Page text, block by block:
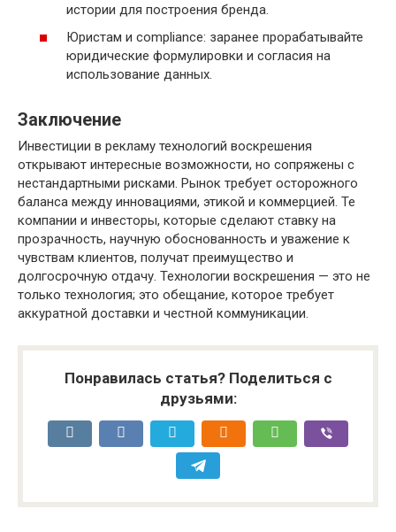
истории для построения бренда.
Юристам и compliance: заранее прорабатывайте
юридические формулировки и согласия на
использование данных.
Заключение
Инвестиции в рекламу технологий воскрешения
открывают интересные возможности, но сопряжены с
нестандартными рисками. Рынок требует осторожного
баланса между инновациями, этикой и коммерцией. Те
компании и инвесторы, которые сделают ставку на
прозрачность, научную обоснованность и уважение к
чувствам клиентов, получат преимущество и
долгосрочную отдачу. Технологии воскрешения — это не
только технология; это обещание, которое требует
аккуратной доставки и честной коммуникации.
Понравилась статья? Поделиться с
друзьями: